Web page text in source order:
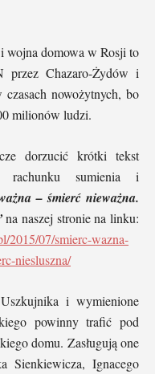
wojna domowa w Rosji to
Chazaro-Żydów i
nowożytnych, bo
milionów ludzi.
dorzucić krótki tekst
rachunku sumienia i
– śmierć nieważna.
na naszej stronie na linku:
2015/07/smierc-wazna-
niesluszna/
i wymienione
powinny trafić pod
domu. Zasługują one
Sienkiewicza, Ignacego